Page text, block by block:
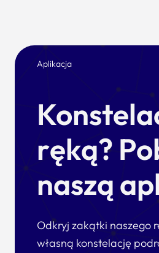
Aplikacja
ręką?
naszą
Odkryj zakątki naszego
własną konstelację